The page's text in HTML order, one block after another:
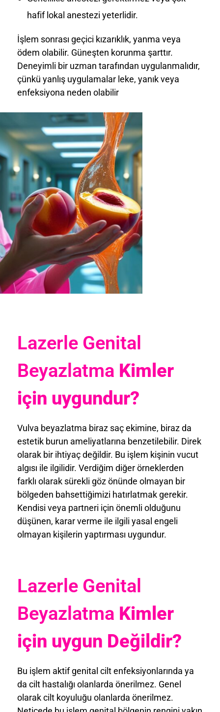
hafif lokal anestezi yeterlidir.
İşlem sonrası geçici kızarıklık, yanma veya
ödem olabilir. Güneşten korunma şarttır.
Deneyimli bir uzman tarafından uygulanmalıdır,
çünkü yanlış uygulamalar leke, yanık veya
enfeksiyona neden olabilir
Lazerle Genital
Beyazlatma Kimler
için uygundur?
Vulva beyazlatma biraz saç ekimine, biraz da
estetik burun ameliyatlarına benzetilebilir. Direk
olarak bir ihtiyaç değildir. Bu işlem kişinin vucut
algısı ile ilgilidir. Verdiğim diğer örneklerden
farklı olarak sürekli göz önünde olmayan bir
bölgeden bahsettiğimizi hatırlatmak gerekir.
Kendisi veya partneri için önemli olduğunu
düşünen, karar verme ile ilgili yasal engeli
olmayan kişilerin yaptırması uygundur.
Lazerle Genital
Beyazlatma Kimler
için uygun Değildir?
Bu işlem aktif genital cilt enfeksiyonlarında ya
da cilt hastalığı olanlarda önerilmez. Genel
olarak cilt koyuluğu olanlarda önerilmez.